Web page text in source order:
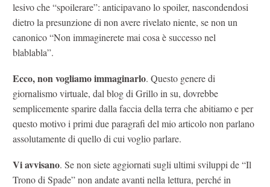
lesivo che “spoilerare”: anticipavano lo spoiler, nascondendosi
dietro la presunzione di non avere rivelato niente, se non un
canonico “Non immaginerete mai cosa è successo nel
blablabla”.
Ecco, non vogliamo immaginarlo. Questo genere di
giornalismo virtuale, dal blog di Grillo in su, dovrebbe
semplicemente sparire dalla faccia della terra che abitiamo e per
questo motivo i primi due paragrafi del mio articolo non parlano
assolutamente di quello di cui voglio parlare.
Vi avvisano. Se non siete aggiornati sugli ultimi sviluppi de “Il
Trono di Spade” non andate avanti nella lettura, perché in